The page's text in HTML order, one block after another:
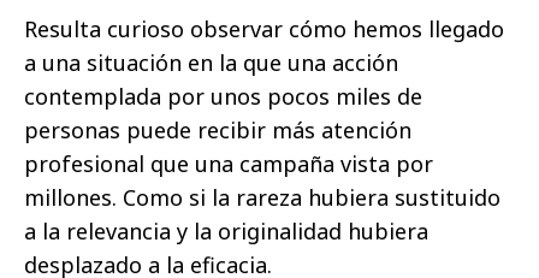
Resulta curioso observar cómo hemos llegado
a una situación en la que una acción
contemplada por unos pocos miles de
personas puede recibir más atención
profesional que una campaña vista por
millones. Como si la rareza hubiera sustituido
a la relevancia y la originalidad hubiera
desplazado a la eficacia.